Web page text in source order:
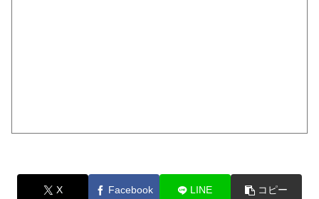
X Facebook LINE コピー